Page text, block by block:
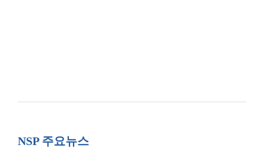
NSP 주요뉴스